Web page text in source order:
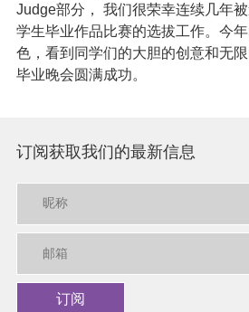
Judge部分， 我们很荣幸连续几年
学生毕业作品比赛的选拔工作。今
色，看到同学们的大胆的创意和无
毕业晚会圆满成功。
订阅获取我们的最新信息
订阅